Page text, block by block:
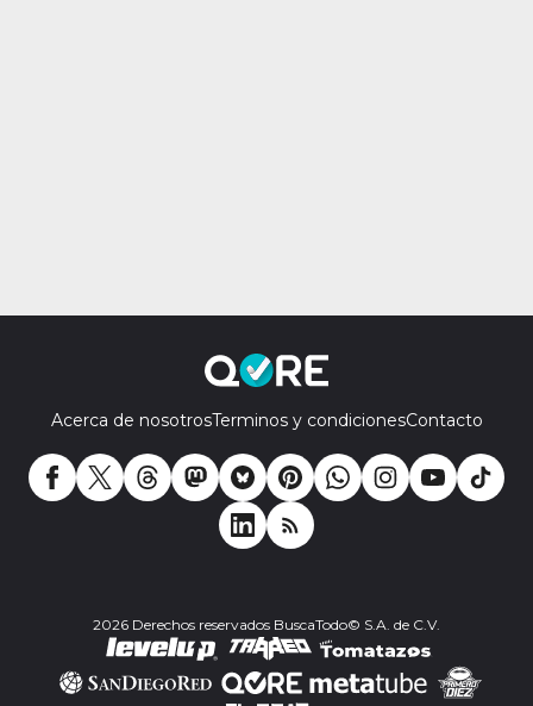
Acerca de nosotrosTerminos y condicionesContacto
2026 Derechos reservados BuscaTodo© S.A. de C.V.